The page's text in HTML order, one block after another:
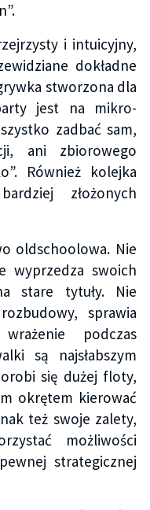
i intuicyjny,
dokładne
stworzona dla
jest na mikro-
zadbać sam,
ani zbiorowego
Również kolejka
złożonych
oldschoolowa. Nie
wyprzedza swoich
stare tytuły. Nie
sprawia
podczas
są najsłabszym
się dużej floty,
okrętem kierować
też swoje zalety,
możliwości
strategicznej